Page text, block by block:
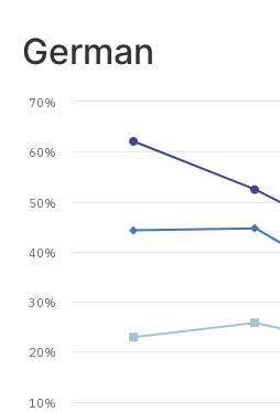
German
10%
20%
30%
40%
50%
60%
70%